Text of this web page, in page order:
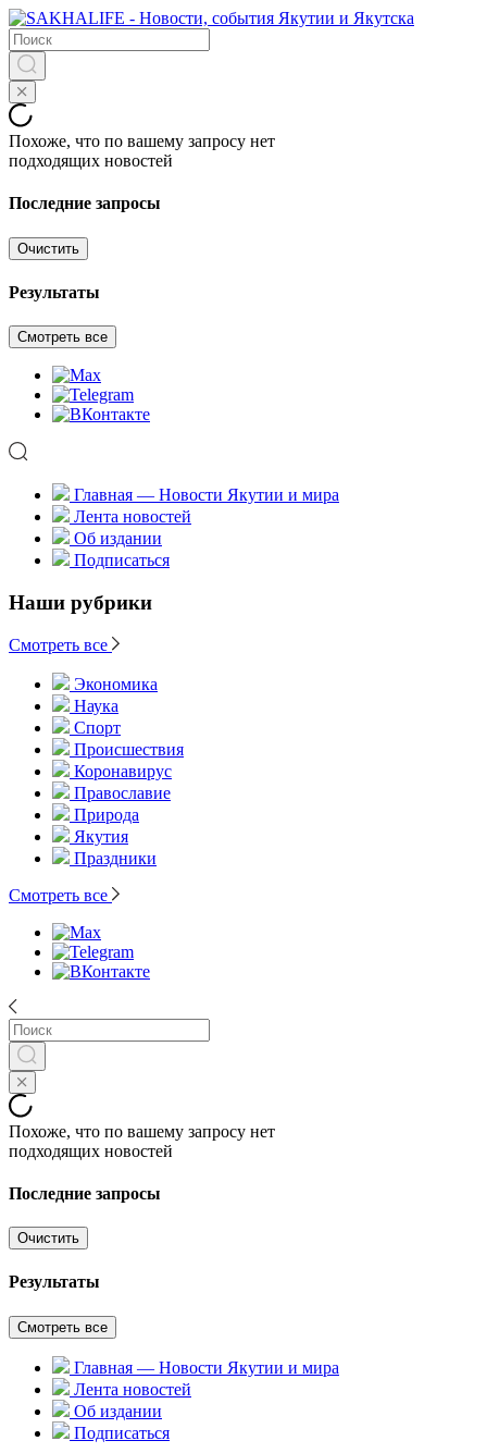
Похоже, что по вашему запросу нет
подходящих новостей
Последние запросы
Очистить
Результаты
Смотреть все
Главная — Новости Якутии и мира
Лента новостей
Об издании
Подписаться
Наши рубрики
Смотреть все
Экономика
Наука
Спорт
Происшествия
Коронавирус
Православие
Природа
Якутия
Праздники
Смотреть все
Похоже, что по вашему запросу нет
подходящих новостей
Последние запросы
Очистить
Результаты
Смотреть все
Главная — Новости Якутии и мира
Лента новостей
Об издании
Подписаться